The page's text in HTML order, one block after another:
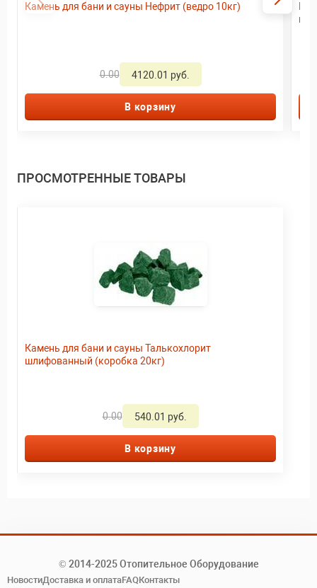
Камень для бани и сауны Нефрит (ведро 10кг)
0.00 4120.01 руб.
В корзину
кг
ПРОСМОТРЕННЫЕ ТОВАРЫ
Камень для бани и сауны Талькохлорит
шлифованный (коробка 20кг)
0.00 540.01 руб.
В корзину
© 2014-2025 Отопительное Оборудование
НовостиДоставка и оплатаFAQКонтакты